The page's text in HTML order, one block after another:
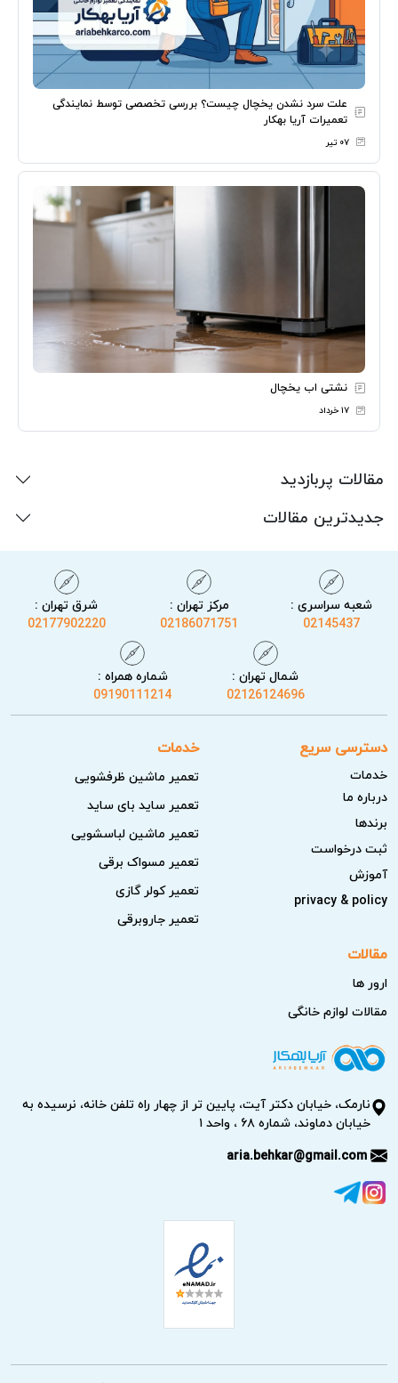
علت سرد نشدن یخچال چیست؟ بررسی تخصصی توسط نمایندگی
تعمیرات آریا بهکار
۰۷ تیر
نشتی اب یخچال
۱۷ خرداد
مقالات پربازدید
جدیدترین مقالات
شعبه سراسری :
02145437
مرکز تهران :
02186071751
شرق تهران :
02177902220
شمال تهران :
02126124696
شماره همراه :
09190111214
دسترسی سریع
خدمات
درباره ما
برندها
ثبت درخواست
آموزش
privacy & policy
خدمات
تعمیر ماشین ظرفشویی
تعمیر ساید بای ساید
تعمیر ماشین لباسشویی
تعمیر مسواک برقی
تعمیر کولر گازی
تعمیر جاروبرقی
مقالات
ارور ها
مقالات لوازم خانگی
نارمک، خیابان دکتر آیت، پایین تر از چهار راه تلفن خانه، نرسیده به
خیابان دماوند، شماره ۶۸ ، واحد ۱
aria.behkar@gmail.com